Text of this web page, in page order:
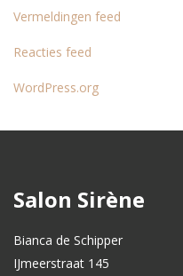
Vermeldingen feed
Reacties feed
WordPress.org
Salon Sirène
Bianca de Schipper
IJmeerstraat 145